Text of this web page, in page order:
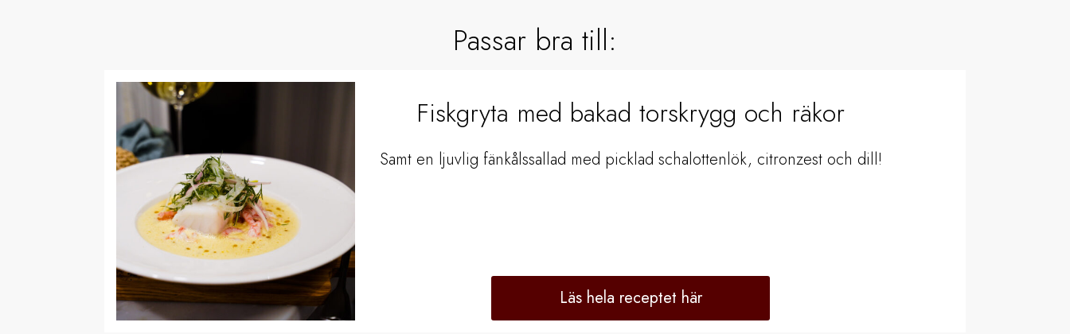
Passar bra till:
Fiskgryta med bakad torskrygg och räkor
Samt en ljuvlig fänkålssallad med picklad schalottenlök, citronzest och dill!
Läs hela receptet här